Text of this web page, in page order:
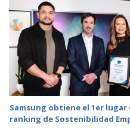
Samsung obtiene el 1er
ranking de Sostenibilidad